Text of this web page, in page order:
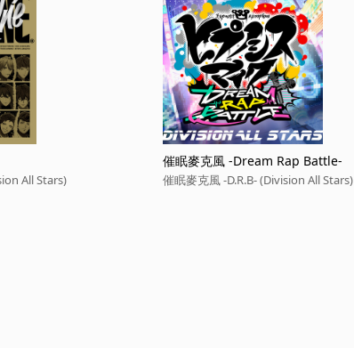
All Stars)
催眠麥克風 -Dream Rap Battle-
催眠麥克風 -D.R.B- (Division All Stars)